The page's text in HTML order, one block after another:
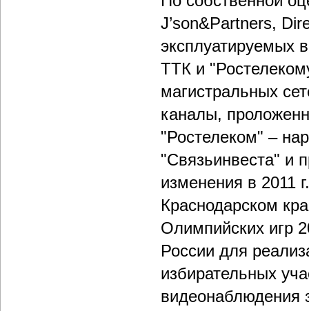
J’son&Partners,
эксплуатируемых
ТТК и
магистральных
каналы,
"Ростелеком" –
"Связьинвеста" и
изменения в 2011
Краснодарском
Олимпийских игр
России для
избирательных
видеонаблюдения